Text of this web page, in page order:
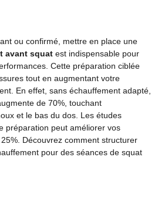
ou confirmé, mettre en place une
avant squat est indispensable pour
Cette préparation ciblée
tout en augmentant votre
En effet, sans échauffement adapté,
de 70%, touchant
et le bas du dos. Les études
préparation peut améliorer vos
Découvrez comment structurer
pour des séances de squat